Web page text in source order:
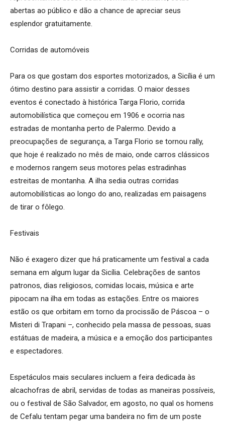
abertas ao público e dão a chance de apreciar seus
esplendor gratuitamente.
Corridas de automóveis
Para os que gostam dos esportes motorizados, a Sicília é um
ótimo destino para assistir a corridas. O maior desses
eventos é conectado à histórica Targa Florio, corrida
automobilística que começou em 1906 e ocorria nas
estradas de montanha perto de Palermo. Devido a
preocupações de segurança, a Targa Florio se tornou rally,
que hoje é realizado no mês de maio, onde carros clássicos
e modernos rangem seus motores pelas estradinhas
estreitas de montanha. A ilha sedia outras corridas
automobilísticas ao longo do ano, realizadas em paisagens
de tirar o fôlego.
Festivais
Não é exagero dizer que há praticamente um festival a cada
semana em algum lugar da Sicília. Celebrações de santos
patronos, dias religiosos, comidas locais, música e arte
pipocam na ilha em todas as estações. Entre os maiores
estão os que orbitam em torno da procissão de Páscoa – o
Misteri di Trapani –, conhecido pela massa de pessoas, suas
estátuas de madeira, a música e a emoção dos participantes
e espectadores.
Espetáculos mais seculares incluem a feira dedicada às
alcachofras de abril, servidas de todas as maneiras possíveis,
ou o festival de São Salvador, em agosto, no qual os homens
de Cefalu tentam pegar uma bandeira no fim de um poste